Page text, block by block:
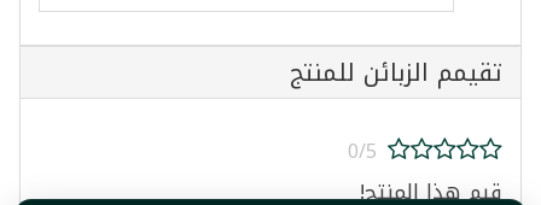
تقيمم الزبائن للمنتج
0/5
قيم هذا المنتج!